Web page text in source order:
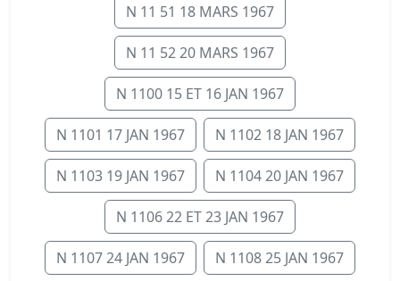
N 11 51 18 MARS 1967
N 11 52 20 MARS 1967
N 1100 15 ET 16 JAN 1967
N 1101 17 JAN 1967 N 1102 18 JAN 1967
N 1103 19 JAN 1967 N 1104 20 JAN 1967
N 1106 22 ET 23 JAN 1967
N 1107 24 JAN 1967 N 1108 25 JAN 1967